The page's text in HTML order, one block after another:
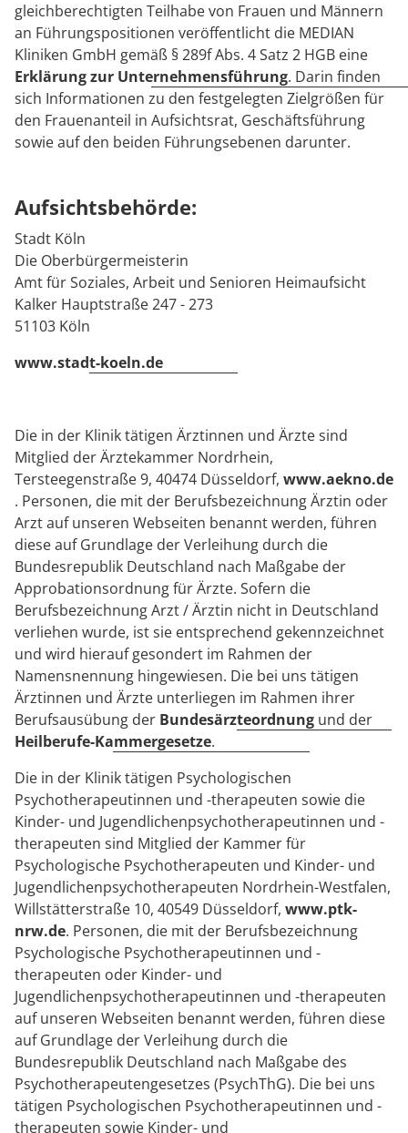
gleichberechtigten Teilhabe von Frauen und Männern
an Führungspositionen veröffentlicht die MEDIAN
Kliniken GmbH gemäß § 289f Abs. 4 Satz 2 HGB eine
Erklärung zur Unternehmensführung. Darin finden
sich Informationen zu den festgelegten Zielgrößen für
den Frauenanteil in Aufsichtsrat, Geschäftsführung
sowie auf den beiden Führungsebenen darunter.
Aufsichtsbehörde:
Stadt Köln
Die Oberbürgermeisterin
Amt für Soziales, Arbeit und Senioren Heimaufsicht
Kalker Hauptstraße 247 - 273
51103 Köln
www.stadt-koeln.de
Die in der Klinik tätigen Ärztinnen und Ärzte sind
Mitglied der Ärztekammer Nordrhein,
Tersteegenstraße 9, 40474 Düsseldorf, www.aekno.de
. Personen, die mit der Berufsbezeichnung Ärztin oder
Arzt auf unseren Webseiten benannt werden, führen
diese auf Grundlage der Verleihung durch die
Bundesrepublik Deutschland nach Maßgabe der
Approbationsordnung für Ärzte. Sofern die
Berufsbezeichnung Arzt / Ärztin nicht in Deutschland
verliehen wurde, ist sie entsprechend gekennzeichnet
und wird hierauf gesondert im Rahmen der
Namensnennung hingewiesen. Die bei uns tätigen
Ärztinnen und Ärzte unterliegen im Rahmen ihrer
Berufsausübung der Bundesärzteordnung und der
Heilberufe-Kammergesetze.
Die in der Klinik tätigen Psychologischen
Psychotherapeutinnen und -therapeuten sowie die
Kinder- und Jugendlichenpsychotherapeutinnen und -
therapeuten sind Mitglied der Kammer für
Psychologische Psychotherapeuten und Kinder- und
Jugendlichenpsychotherapeuten Nordrhein-Westfalen,
Willstätterstraße 10, 40549 Düsseldorf, www.ptk-
nrw.de. Personen, die mit der Berufsbezeichnung
Psychologische Psychotherapeutinnen und -
therapeuten oder Kinder- und
Jugendlichenpsychotherapeutinnen und -therapeuten
auf unseren Webseiten benannt werden, führen diese
auf Grundlage der Verleihung durch die
Bundesrepublik Deutschland nach Maßgabe des
Psychotherapeutengesetzes (PsychThG). Die bei uns
tätigen Psychologischen Psychotherapeutinnen und -
therapeuten sowie Kinder- und